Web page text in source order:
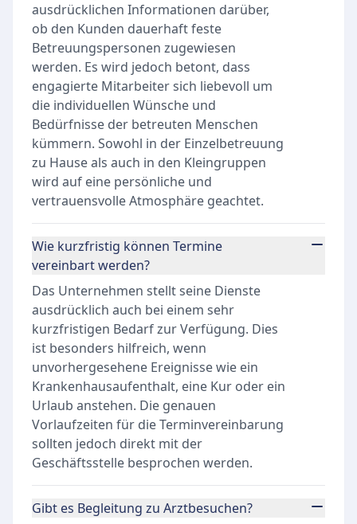
ausdrücklichen Informationen darüber,
ob den Kunden dauerhaft feste
Betreuungspersonen zugewiesen
werden. Es wird jedoch betont, dass
engagierte Mitarbeiter sich liebevoll um
die individuellen Wünsche und
Bedürfnisse der betreuten Menschen
kümmern. Sowohl in der Einzelbetreuung
zu Hause als auch in den Kleingruppen
wird auf eine persönliche und
vertrauensvolle Atmosphäre geachtet.
Wie kurzfristig können Termine
vereinbart werden?
Das Unternehmen stellt seine Dienste
ausdrücklich auch bei einem sehr
kurzfristigen Bedarf zur Verfügung. Dies
ist besonders hilfreich, wenn
unvorhergesehene Ereignisse wie ein
Krankenhausaufenthalt, eine Kur oder ein
Urlaub anstehen. Die genauen
Vorlaufzeiten für die Terminvereinbarung
sollten jedoch direkt mit der
Geschäftsstelle besprochen werden.
Gibt es Begleitung zu Arztbesuchen?